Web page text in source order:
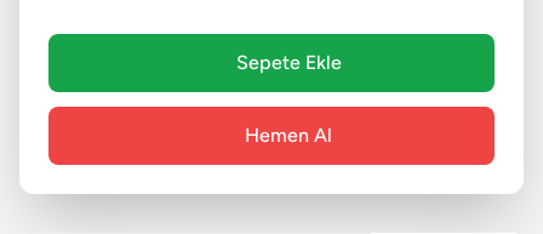
Sepete Ekle
Hemen Al